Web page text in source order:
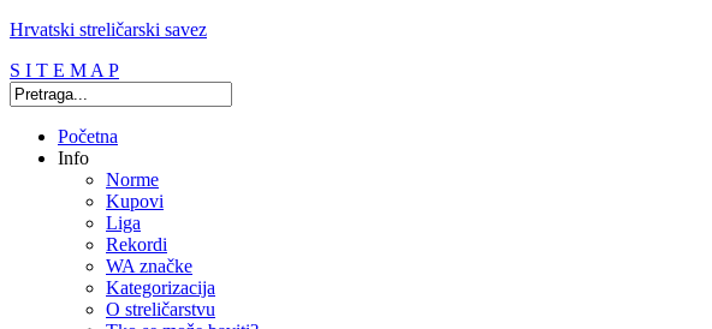
Hrvatski streličarski savez
S I T E M A P
Početna
Info
Norme
Kupovi
Liga
Rekordi
WA značke
Kategorizacija
O streličarstvu